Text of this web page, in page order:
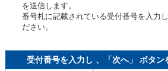
を送信します。
番号札に記載されている受付番号を入力
ださい。
受付番号を入力し 、「次へ」 ボタン